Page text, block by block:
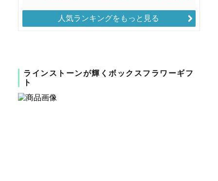
人気ランキングをもっと見る
ラインストーンが輝くボックスフラワーギフ
ト